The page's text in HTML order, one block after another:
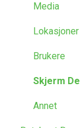
Media
Lokasjoner
Brukere
Skjerm
Annet